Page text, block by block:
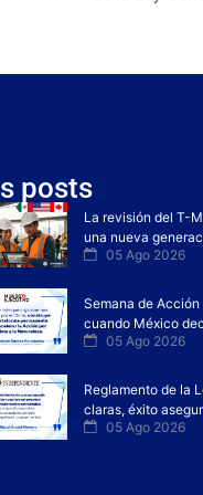
posts
La revisión del T-
una nueva
05 Ago 2026
Semana de
cuando México
05 Ago 2026
Reglamento de la
claras, éxito
05 Ago 2026